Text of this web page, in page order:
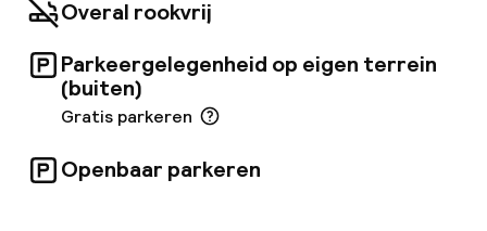
Overal rookvrij
Parkeergelegenheid op eigen terrein
(buiten)
Gratis parkeren
Openbaar parkeren